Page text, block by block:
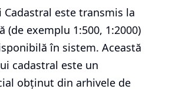
Cadastral este transmis la
(de exemplu 1:500, 1:2000)
în sistem. Această
cadastral este un
obținut din arhivele de